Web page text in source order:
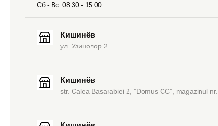
Сб - Вс: 08:30 - 15:00
Кишинёв
ул. Узинелор 2
Кишинёв
str. Calea Basarabiei 2, ”Domus CC”, magazinul